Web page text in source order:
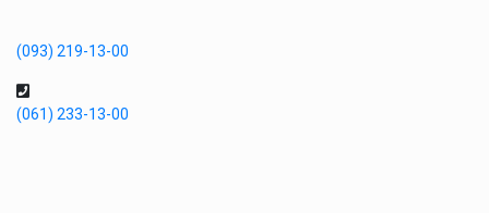
(093) 219-13-00
(061) 233-13-00